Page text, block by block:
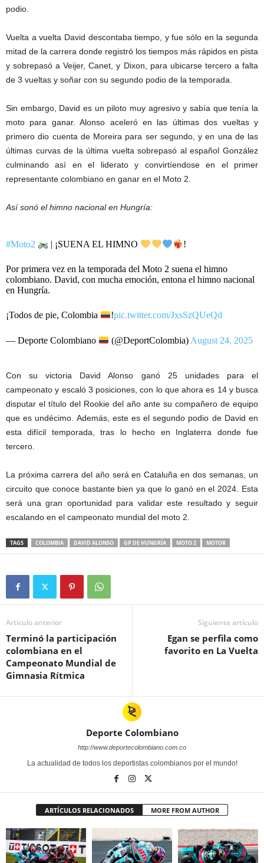
podio.
Vuelta a vuelta David descontaba tiempo, y fue sólo en la segunda
mitad de la carrera donde registró los tiempos más rápidos en pista
y sobrepasó a Veijer, Canet, y Dixon, para ubicarse tercero a falta
de 3 vueltas y soñar con su segundo podio de la temporada.
Sin embargo, David es un piloto muy agresivo y sabía que tenía la
moto para ganar. Alonso aceleró en las últimas dos vueltas y
primero dio cuenta de Moreira para ser segundo, y en una de las
últimas curvas de la última vuelta sobrepasó al español González
culminando así en el liderato y convirtíendose en el primer
representante colombiano en ganar en el Moto 2.
Así sonó el himno nacional en Hungría:
#Moto2 | ¡SUENA EL HIMNO !
Por primera vez en la temporada del Moto 2 suena el himno
colombiano. David, con mucha emoción, entona el himno nacional
en Hungría.
¡Todos de pie, Colombia !pic.twitter.com/JxsSzQUeQd
— Deporte Colombiano (@DeportColombia) August 24, 2025
Con su victoria David Alonso ganó 25 unidades para el
campeonato y escaló 3 posiciones, con lo que ahora es 14 y busca
disputar el título del Rookie del año ante su compañero de equipo
que es undécimo. Además, este es el segundo podio de David en
esta difícil temporada, tras lo hecho en Inglaterra donde fue
tercero.
La próxima carrera del año será en Cataluña en dos semanas, un
circuito que conoce bastante bien ya que lo ganó en el 2024. Esta
será una gran oportunidad para validar este resultado y seguir
escalando en el campeonato mundial del moto 2.
TAGS COLOMBIA DAVID ALONSO GP DE HUNGRÍA MOTO 2 MOTOR
Artículo anterior
Terminó la participación
colombiana en el
Campeonato Mundial de
Gimnasia Rítmica
Siguiente artículo
Egan se perfila como
favorito en La Vuelta
Deporte Colombiano
http://www.deportecolombiano.com.co
La actualidad de todos los deportistas colombianos por el mundo!
ARTÍCULOS RELACIONADOS MORE FROM AUTHOR